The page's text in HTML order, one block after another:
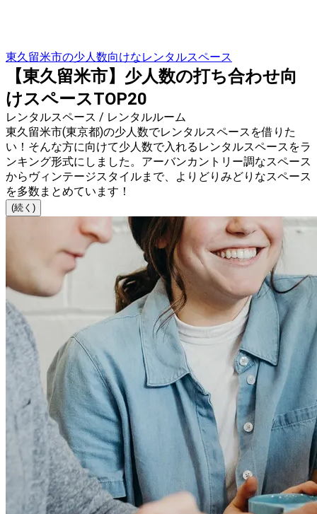
東久留米市の少人数向けなレンタルスペース
【東久留米市】少人数の打ち合わせ向
けスペースTOP20
レンタルスペース / レンタルルーム
東久留米市(東京都)の少人数でレンタルスペースを借りた
い！そんな方に向けて少人数で入れるレンタルスペースをラ
ンキング形式にしました。アーバンカントリー調なスペース
からヴィンテージスタイルまで、よりどりみどりなスペース
を多数まとめています！
(続く)